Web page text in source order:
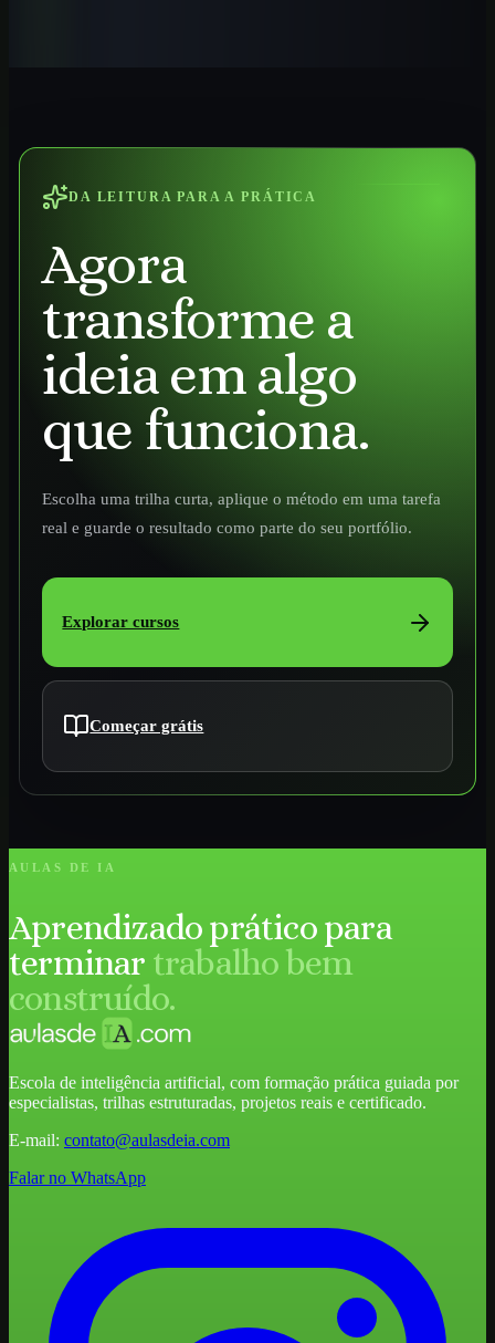
DA LEITURA PARA A PRÁTICA
Agora
transforme a
ideia em algo
que funciona.
Escolha uma trilha curta, aplique o método em uma tarefa
real e guarde o resultado como parte do seu portfólio.
Explorar cursos
Começar grátis
AULAS DE IA
Aprendizado prático para
terminar trabalho bem
construído.
Escola de inteligência artificial, com formação prática guiada por
especialistas, trilhas estruturadas, projetos reais e certificado.
E-mail: contato@aulasdeia.com
Falar no WhatsApp